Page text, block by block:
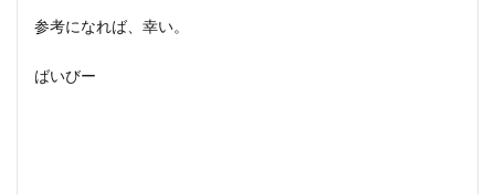
参考になれば、幸い。
ばいびー